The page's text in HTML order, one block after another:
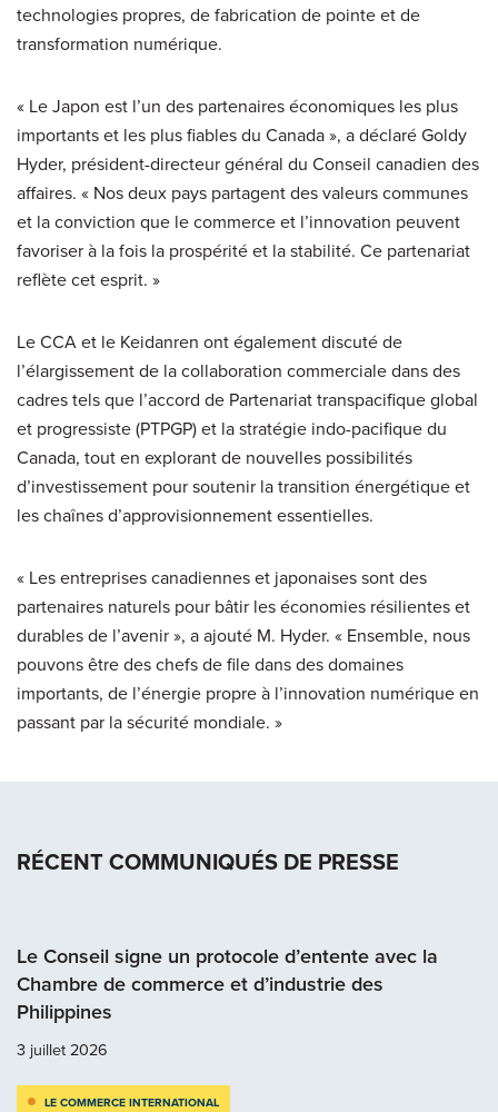
technologies propres, de fabrication de pointe et de
transformation numérique.
« Le Japon est l’un des partenaires économiques les plus
importants et les plus fiables du Canada », a déclaré Goldy
Hyder, président-directeur général du Conseil canadien des
affaires. « Nos deux pays partagent des valeurs communes
et la conviction que le commerce et l’innovation peuvent
favoriser à la fois la prospérité et la stabilité. Ce partenariat
reflète cet esprit. »
Le CCA et le Keidanren ont également discuté de
l’élargissement de la collaboration commerciale dans des
cadres tels que l’accord de Partenariat transpacifique global
et progressiste (PTPGP) et la stratégie indo-pacifique du
Canada, tout en explorant de nouvelles possibilités
d’investissement pour soutenir la transition énergétique et
les chaînes d’approvisionnement essentielles.
« Les entreprises canadiennes et japonaises sont des
partenaires naturels pour bâtir les économies résilientes et
durables de l’avenir », a ajouté M. Hyder. « Ensemble, nous
pouvons être des chefs de file dans des domaines
importants, de l’énergie propre à l’innovation numérique en
passant par la sécurité mondiale. »
RÉCENT COMMUNIQUÉS DE PRESSE
Le Conseil signe un protocole d’entente avec la
Chambre de commerce et d’industrie des
Philippines
3 juillet 2026
LE COMMERCE INTERNATIONAL